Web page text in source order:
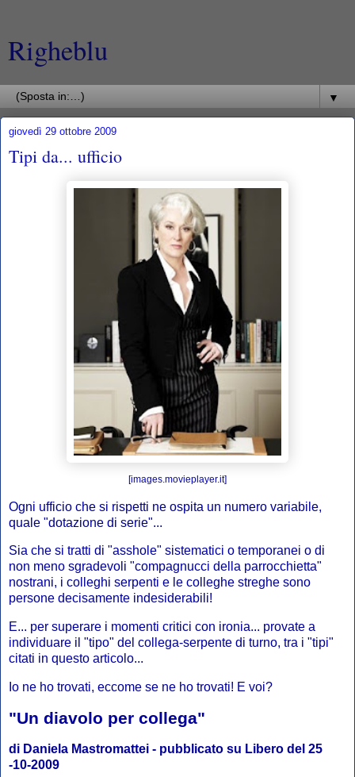
Righeblu
▼
giovedì 29 ottobre 2009
Tipi da... ufficio
[images.movieplayer.it]
Ogni ufficio che si rispetti ne ospita un numero variabile,
quale "dotazione di serie"...
Sia che si tratti di "asshole" sistematici o temporanei o di
non meno sgradevoli "compagnucci della parrocchietta"
nostrani, i colleghi serpenti e le colleghe streghe sono
persone decisamente indesiderabili!
E... per superare i momenti critici con ironia... provate a
individuare il "tipo" del collega-serpente di turno, tra i "tipi"
citati in questo articolo...
Io ne ho trovati, eccome se ne ho trovati! E voi?
"Un diavolo per collega"
di Daniela Mastromattei - pubblicato su Libero del 25
-10-2009